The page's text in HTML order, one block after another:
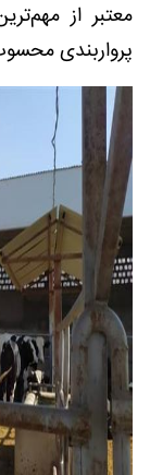
معتبر از
پرواربندی